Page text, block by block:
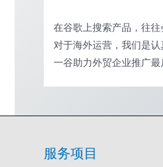
在谷歌上搜索产品，往往
对于海外运营，我们是认
一谷助力外贸企业推广最
服务项目